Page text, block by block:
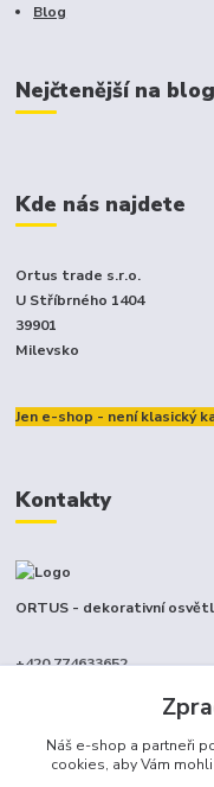
Blog
Nejčtenější na
Kde nás najdete
Ortus trade s.r.o.
U Stříbrného 1404
39901
Milevsko
Jen e-shop - není klasický
Kontakty
ORTUS - dekorativní
+420 774633652
Náš e-shop a partneři
cookies, aby Vám